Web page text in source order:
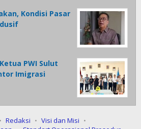
Kondisi Pasar
PWI Sulut
Imigrasi
Redaksi
Visi dan Misi